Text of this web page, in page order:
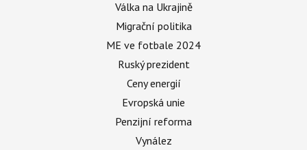
Válka na Ukrajině
Migrační politika
ME ve fotbale 2024
Ruský prezident
Ceny energií
Evropská unie
Penzijní reforma
Vynález